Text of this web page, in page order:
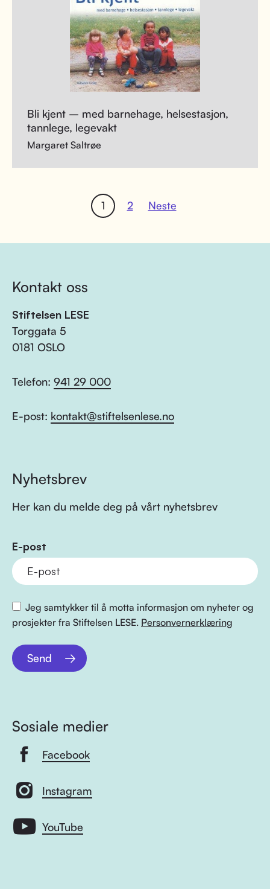
Bli kjent – med barnehage, helsestasjon,
tannlege, legevakt
Margaret Saltrøe
1 2 Neste
Kontakt oss
Stiftelsen LESE
Torggata 5
0181 OSLO
Telefon: 941 29 000
E-post: kontakt@stiftelsenlese.no
Nyhetsbrev
Her kan du melde deg på vårt nyhetsbrev
E-post
Jeg samtykker til å motta informasjon om nyheter og
prosjekter fra Stiftelsen LESE. Personvernerklæring
Send
Sosiale medier
Facebook
Instagram
YouTube